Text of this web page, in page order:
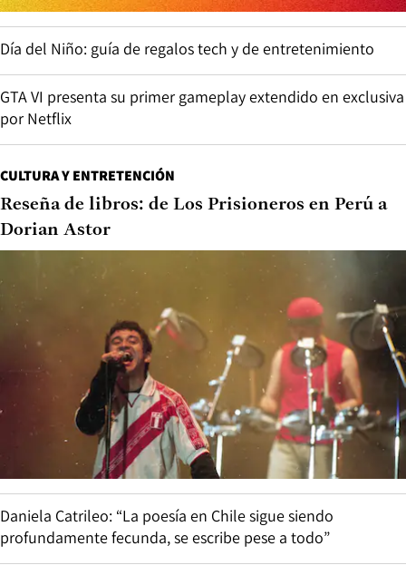
Día del Niño: guía de regalos tech y de entretenimiento
GTA VI presenta su primer gameplay extendido en exclusiva
por Netflix
CULTURA Y ENTRETENCIÓN
Reseña de libros: de Los Prisioneros en Perú a
Dorian Astor
Daniela Catrileo: “La poesía en Chile sigue siendo
profundamente fecunda, se escribe pese a todo”